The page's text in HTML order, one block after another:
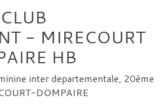
- MIRECOURT
HB
inter departementale, 20ème
DOMPAIRE